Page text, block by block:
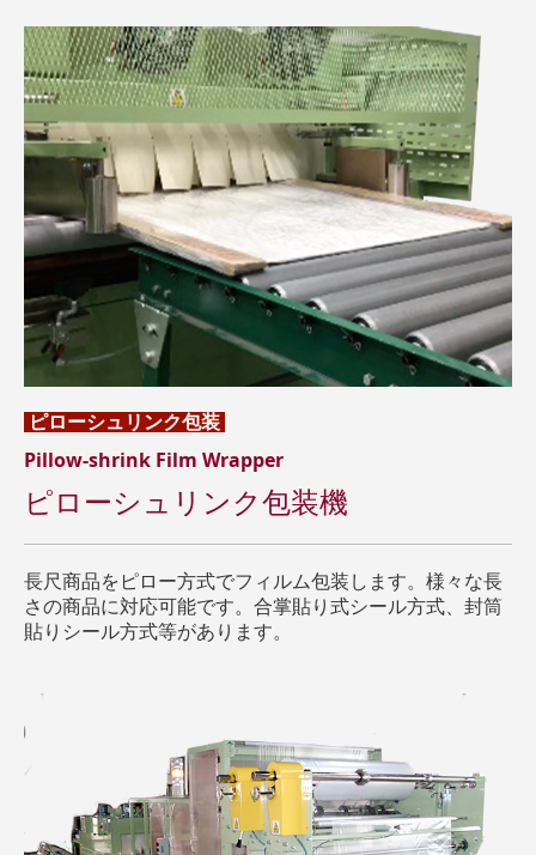
ピローシュリンク包装
Pillow-shrink Film Wrapper
ピローシュリンク包装機
長尺商品をピロー方式でフィルム包装します。様々な長
さの商品に対応可能です。合掌貼り式シール方式、封筒
貼りシール方式等があります。